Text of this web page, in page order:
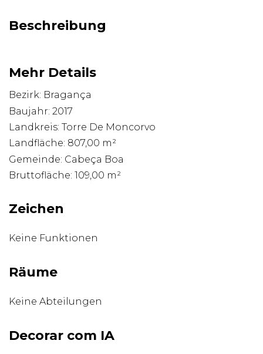
Beschreibung
Mehr Details
Bezirk: Bragança
Baujahr: 2017
Landkreis: Torre De Moncorvo
Landfläche: 807,00 m²
Gemeinde: Cabeça Boa
Bruttofläche: 109,00 m²
Zeichen
Keine Funktionen
Räume
Keine Abteilungen
Decorar com IA